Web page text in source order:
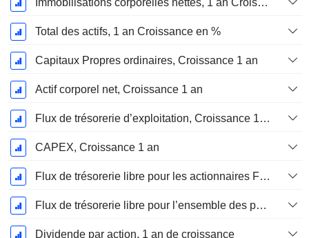
Immobilisations corporelles nettes, 1 an Croissance
Total des actifs, 1 an Croissance en %
Capitaux Propres ordinaires, Croissance 1 an
Actif corporel net, Croissance 1 an
Flux de trésorerie d’exploitation, Croissance 1 an
CAPEX, Croissance 1 an
Flux de trésorerie libre pour les actionnaires FCFE, Croissance 1 an
Flux de trésorerie libre pour l’ensemble des pourvoyeurs de fonds (créanciers et actionnaires) FCFF, Croissance 1 an
Dividende par action, 1 an de croissance